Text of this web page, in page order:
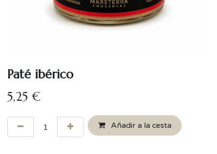
Paté ibérico
5,25 €
Añadir a la cesta